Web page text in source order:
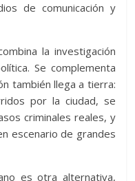
de comunicación y
la investigación
Se complementa
también llega a tierra:
por la ciudad, se
criminales reales, y
escenario de grandes
es otra alternativa,